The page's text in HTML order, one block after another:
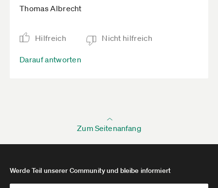
Thomas Albrecht
Hilfreich Nicht hilfreich
Darauf antworten
Zum Seitenanfang
Werde Teil unserer Community und bleibe informiert